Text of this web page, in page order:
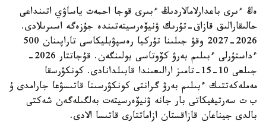
ەڭ ءىرى باعدارلامالاردىڭ ءبىرى قوجا احمەت ياساۋي اتىنداعى
حالىقارالىق قازاق-تۇرىك ۋنيۆەرسيتەتىندە جۇزەگە اسىرىلادى.
2026-2027 وقۋ جىلىنا تۇركيا رەسپۋبليكاسى تاراپىنان 500
ءداستۇرلى ءبىلىم بەرۋ كۆوتاسى بولىنگەن. قۇجاتتار 2026-
جىلعى 10-15-تامىز ارالىعىندا قابىلدانادى. كونكۋرسقا
مەملەكەتتىك ءبىلىم بەرۋ گرانتى كونكۋرسىنا قاتىسۋعا جارامدى ۇ
ب ت سەرتيفيكاتى بار جانە ۋنيۆەرسيتەت بەلگىلەگەن شەكتى
بالدى جيناعان قازاقستان ازاماتتارى قاتىسا الادى.